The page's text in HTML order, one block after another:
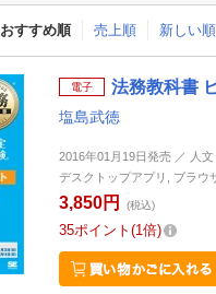
おすすめ順 売上順 新しい順
電子 法務教科書
塩島武徳
2016年01月19日発売 ／ 人
デスクトップアプリ, ブラウ
3,850円 (税込)
35ポイント 1倍